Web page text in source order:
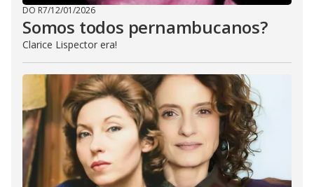
DO R7/12/01/2026
Somos todos pernambucanos?
Clarice Lispector era!